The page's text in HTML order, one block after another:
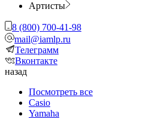
Артисты
8 (800) 700-41-98
mail@iamlp.ru
Телеграмм
Вконтакте
назад
Посмотреть все
Casio
Yamaha